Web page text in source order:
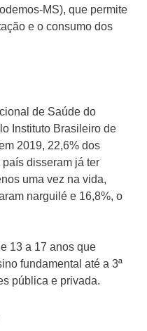
MS), que permite
e o consumo dos
de Saúde do
Instituto Brasileiro de
2019, 22,6% dos
disseram já ter
uma vez na vida,
narguilé e 16,8%, o
13 a 17 anos que
fundamental até a 3ª
pública e privada.